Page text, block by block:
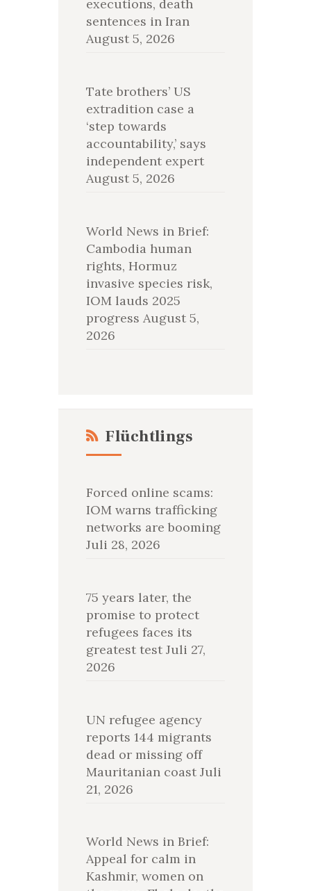
executions, death
sentences in Iran
August 5, 2026
Tate brothers’ US
extradition case a
‘step towards
accountability,’ says
independent expert
August 5, 2026
World News in Brief:
Cambodia human
rights, Hormuz
invasive species risk,
IOM lauds 2025
progress August 5,
2026
Flüchtlings
Forced online scams:
IOM warns trafficking
networks are booming
Juli 28, 2026
75 years later, the
promise to protect
refugees faces its
greatest test Juli 27,
2026
UN refugee agency
reports 144 migrants
dead or missing off
Mauritanian coast Juli
21, 2026
World News in Brief:
Appeal for calm in
Kashmir, women on